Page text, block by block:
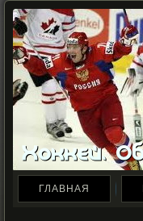
ГЛАВНАЯ